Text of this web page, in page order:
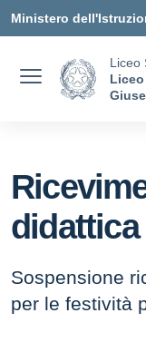
Ministero
Liceo
didattica
Sospensione
per le festività